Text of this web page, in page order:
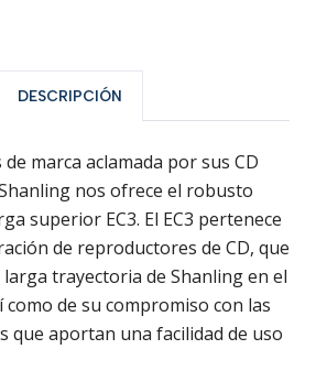
DESCRIPCIÓN
marca aclamada por sus CD
nos ofrece el robusto
superior EC3. El EC3 pertenece
de reproductores de CD, que
trayectoria de Shanling en el
de su compromiso con las
que aportan una facilidad de uso